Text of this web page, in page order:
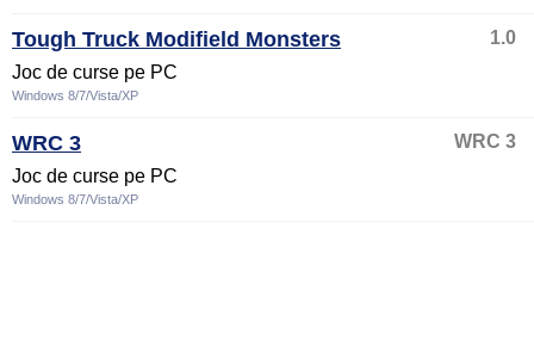
Tough Truck Modifield Monsters
1.0
Joc de curse pe PC
Windows 8/7/Vista/XP
WRC 3
WRC 3
Joc de curse pe PC
Windows 8/7/Vista/XP